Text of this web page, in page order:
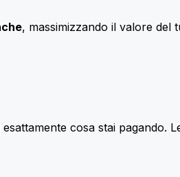
, massimizzando il valore del
cosa stai pagando.